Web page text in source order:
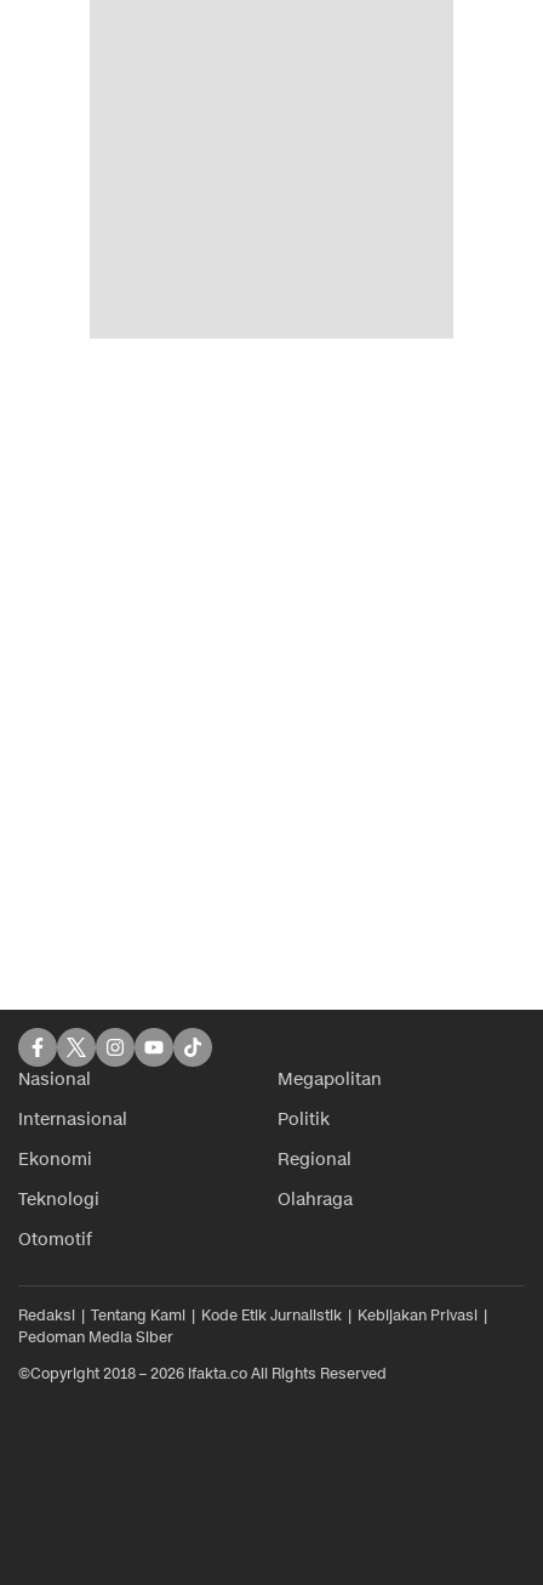
Nasional
Megapolitan
Internasional
Politik
Ekonomi
Regional
Teknologi
Olahraga
Otomotif
Redaksi Tentang Kami Kode Etik Jurnalistik
Kebijakan Privasi
Pedoman Media Siber
©Copyright 2018 – 2026 ifakta.co All Rights Reserved